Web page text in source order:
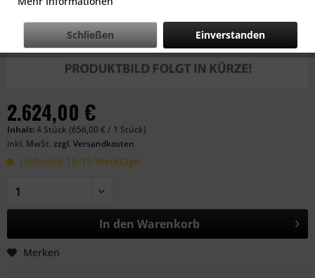
2.624,00 €
Inhalt:4 Stück (656,00 € / 1 Stück)
inkl. MwSt. zzgl. Versandkosten
Lieferzeit 10-15 Werktage
In den Warenkorb
Merken
Einverstanden
Schließen